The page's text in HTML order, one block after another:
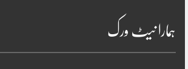
ہمارا نیٹ ورک